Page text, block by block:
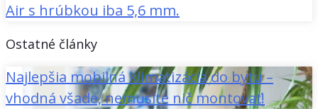
Air s hrúbkou iba 5,6 mm.
Ostatné články
Najlepšia mobilná klimatizácia do bytu –
vhodná všade, nemusíte nič montovať!